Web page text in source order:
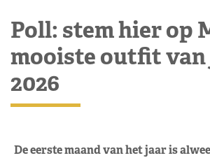
Poll: stem hier op
mooiste outfit
2026
De eerste maand van het jaar is